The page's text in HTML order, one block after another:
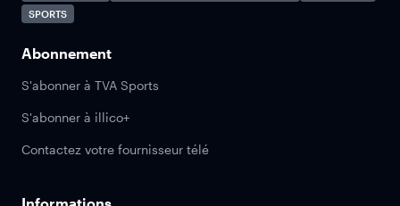
SPORTS
Abonnement
S'abonner à TVA Sports
S'abonner à illico+
Contactez votre fournisseur télé